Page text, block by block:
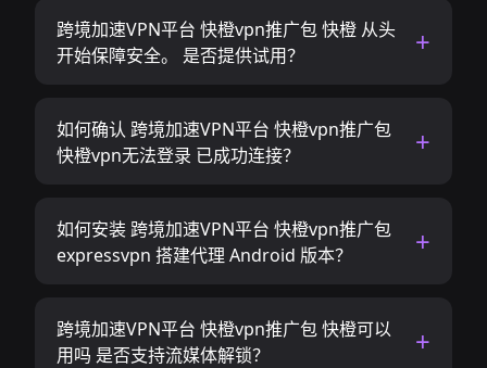
跨境加速VPN平台 快橙vpn推广包 快橙 从头
开始保障安全。 是否提供试用？
如何确认 跨境加速VPN平台 快橙vpn推广包
快橙vpn无法登录 已成功连接？
如何安装 跨境加速VPN平台 快橙vpn推广包
expressvpn 搭建代理 Android 版本？
跨境加速VPN平台 快橙vpn推广包 快橙可以
用吗 是否支持流媒体解锁？